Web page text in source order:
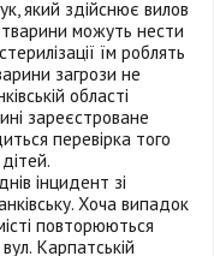
який здійснює вилов
можуть нести
їм роблять
загрози не
області
зареєстроване
перевірка того
інцидент зі
Хоча випадок
повторюються
Карпатській